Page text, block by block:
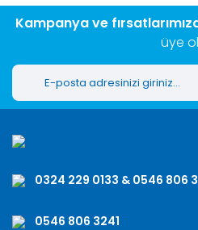
Kampanya ve
üye
0324 229 0133 & 0546 806
0546 806 3241